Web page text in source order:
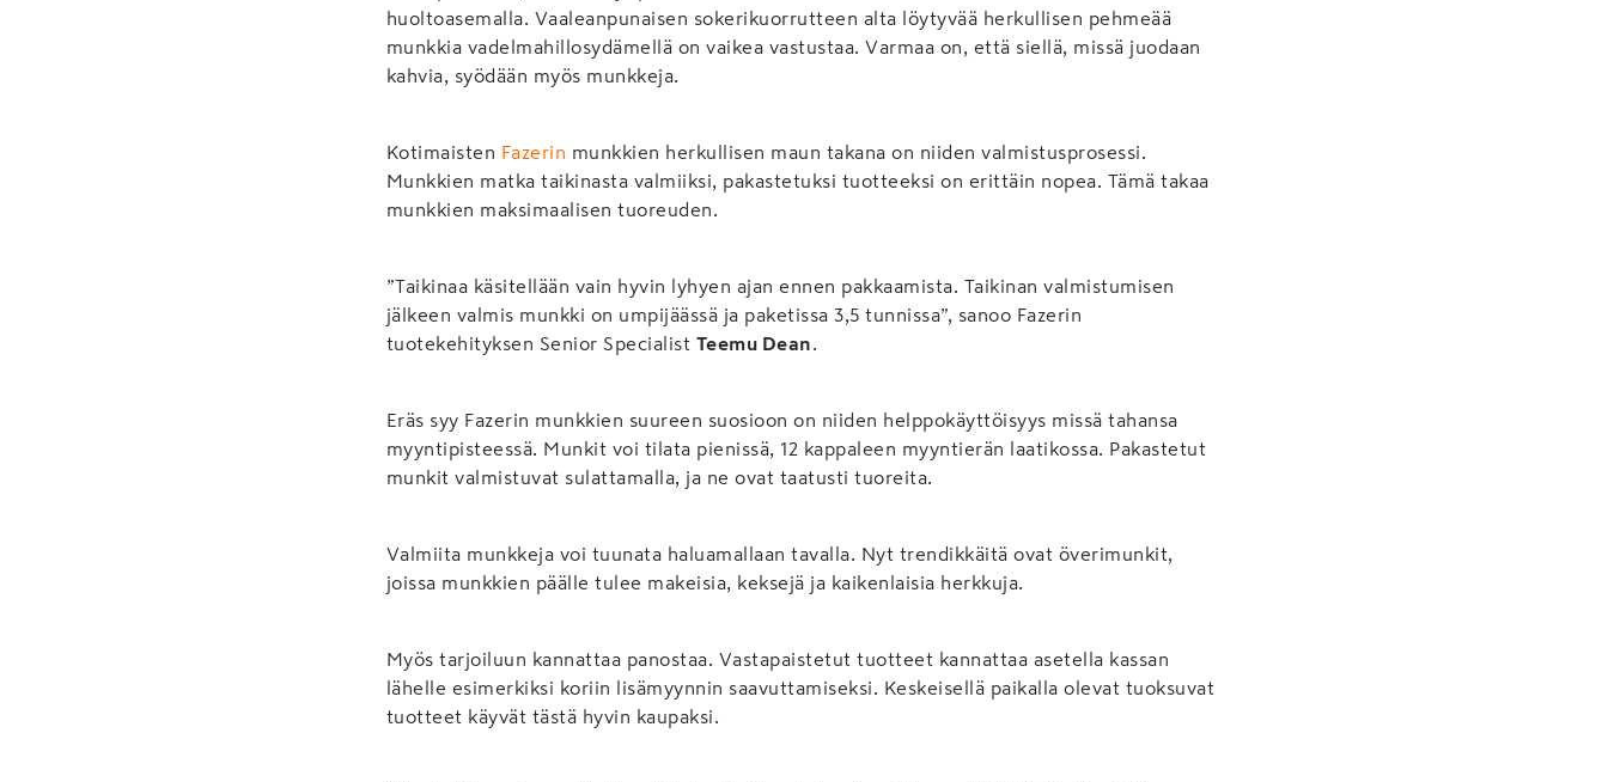
huoltoasemalla. Vaaleanpunaisen sokerikuorrutteen alta löytyvää herkullisen pehmeää
munkkia vadelmahillosydämellä on vaikea vastustaa. Varmaa on, että siellä, missä juodaan
kahvia, syödään myös munkkeja.
Kotimaisten Fazerin munkkien herkullisen maun takana on niiden valmistusprosessi.
Munkkien matka taikinasta valmiiksi, pakastetuksi tuotteeksi on erittäin nopea. Tämä takaa
munkkien maksimaalisen tuoreuden.
”Taikinaa käsitellään vain hyvin lyhyen ajan ennen pakkaamista. Taikinan valmistumisen
jälkeen valmis munkki on umpijäässä ja paketissa 3,5 tunnissa”, sanoo Fazerin
tuotekehityksen Senior Specialist Teemu Dean
Eräs syy Fazerin munkkien suureen suosioon on niiden helppokäyttöisyys missä tahansa
myyntipisteessä. Munkit voi tilata pienissä, 12 kappaleen myyntierän laatikossa. Pakastetut
munkit valmistuvat sulattamalla, ja ne ovat taatusti tuoreita.
Valmiita munkkeja voi tuunata haluamallaan tavalla. Nyt trendikkäitä ovat överimunkit,
joissa munkkien päälle tulee makeisia, keksejä ja kaikenlaisia herkkuja.
Myös tarjoiluun kannattaa panostaa. Vastapaistetut tuotteet kannattaa asetella kassan
lähelle esimerkiksi koriin lisämyynnin saavuttamiseksi. Keskeisellä paikalla olevat tuoksuvat
tuotteet käyvät tästä hyvin kaupaksi.